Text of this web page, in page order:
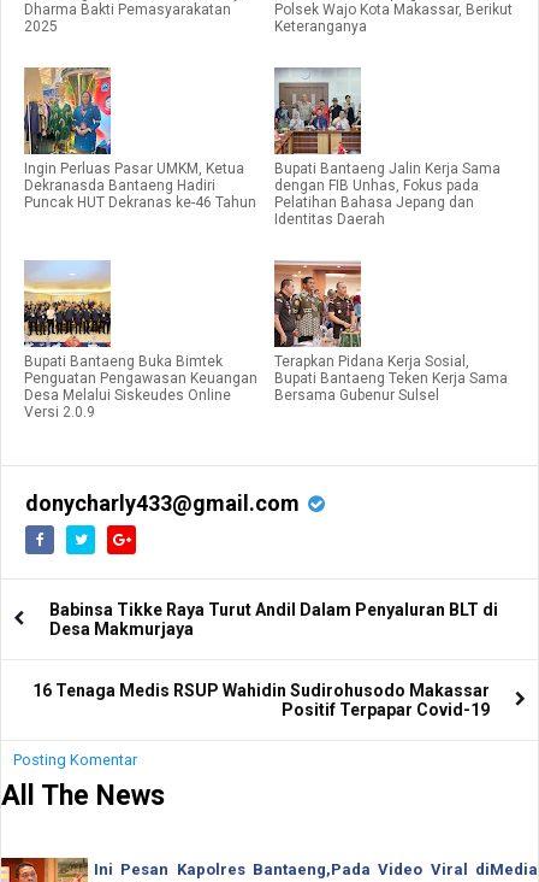
Dharma Bakti Pemasyarakatan
2025
Polsek Wajo Kota Makassar, Berikut
Keteranganya
Ingin Perluas Pasar UMKM, Ketua
Dekranasda Bantaeng Hadiri
Puncak HUT Dekranas ke-46 Tahun
Bupati Bantaeng Jalin Kerja Sama
dengan FIB Unhas, Fokus pada
Pelatihan Bahasa Jepang dan
Identitas Daerah
Bupati Bantaeng Buka Bimtek
Penguatan Pengawasan Keuangan
Desa Melalui Siskeudes Online
Versi 2.0.9
Terapkan Pidana Kerja Sosial,
Bupati Bantaeng Teken Kerja Sama
Bersama Gubenur Sulsel
donycharly433@gmail.com
Babinsa Tikke Raya Turut Andil Dalam Penyaluran BLT di
Desa Makmurjaya
16 Tenaga Medis RSUP Wahidin Sudirohusodo Makassar
Positif Terpapar Covid-19
Posting Komentar
All The News
Ini Pesan Kapolres Bantaeng,Pada Video Viral diMedia